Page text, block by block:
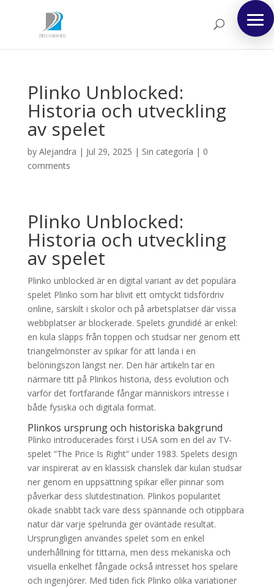
Plinko Unblocked:
Historia och utveckling
av spelet
by Alejandra | Jul 29, 2025 | Sin categoría | 0
comments
Plinko Unblocked:
Historia och utveckling
av spelet
Plinko unblocked är en digital variant av det populära
spelet Plinko som har blivit ett omtyckt tidsfördriv
online, särskilt i skolor och på arbetsplatser där vissa
webbplatser är blockerade. Spelets grundidé är enkel:
en kula släpps från toppen och studsar ner genom ett
triangelmönster av spikar för att landa i en
belöningszon längst ner. Den här artikeln tar en
närmare titt på Plinkos historia, dess evolution och
varför det fortfarande fångar människors intresse i
både fysiska och digitala format.
Plinkos ursprung och historiska bakgrund
Plinko introducerades först i USA som en del av TV-
spelet “The Price Is Right” under 1983. Spelets design
var inspirerat av en klassisk chanslek där kulan studsar
ner genom en uppsättning spikar eller pinnar som
påverkar dess slutdestination. Plinkos popularitet
ökade snabbt tack vare dess spännande och otippbara
natur där varje spelrunda ger oväntade resultat.
Ursprungligen användes spelet som en enkel
underhållning för tittarna, men dess mekaniska och
visuella enkelhet fångade också intresset hos spelare
och ingenjörer. Med tiden fick Plinko olika variationer